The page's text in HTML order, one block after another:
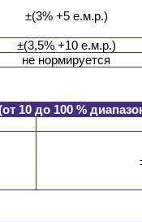
±(3% +5 е.м.р.)
±(3,5% +10 е.м.р.)
не нормируется
10 до 100 %